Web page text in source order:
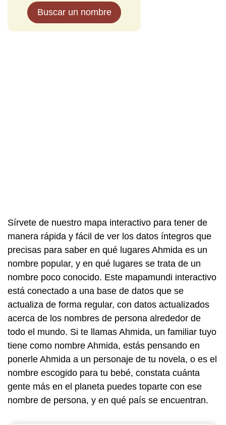
Buscar un nombre
Sírvete de nuestro mapa interactivo para tener de
manera rápida y fácil de ver los datos íntegros que
precisas para saber en qué lugares Ahmida es un
nombre popular, y en qué lugares se trata de un
nombre poco conocido. Este mapamundi interactivo
está conectado a una base de datos que se
actualiza de forma regular, con datos actualizados
acerca de los nombres de persona alrededor de
todo el mundo. Si te llamas Ahmida, un familiar tuyo
tiene como nombre Ahmida, estás pensando en
ponerle Ahmida a un personaje de tu novela, o es el
nombre escogido para tu bebé, constata cuánta
gente más en el planeta puedes toparte con ese
nombre de persona, y en qué país se encuentran.